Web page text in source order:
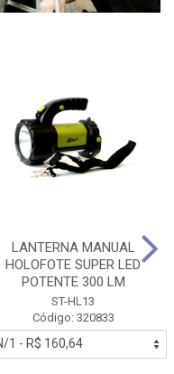
LANTERNA MANUAL
HOLOFOTE SUPER LED
POTENTE 300 LM
ST-HL13
Código: 320833